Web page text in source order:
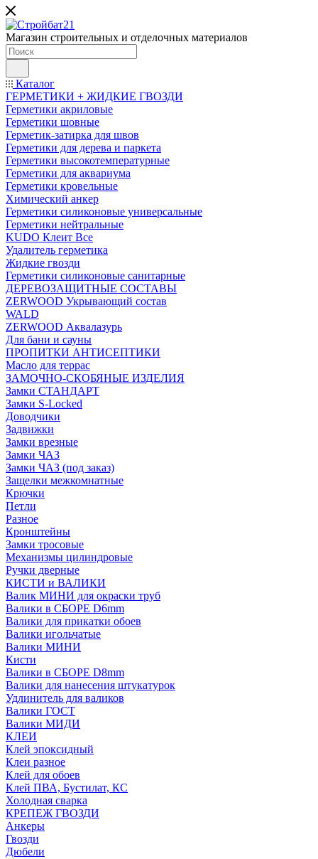
Магазин строительных и отделочных материалов
Каталог
ГЕРМЕТИКИ + ЖИДКИЕ ГВОЗДИ
Герметики акриловые
Герметики шовные
Герметик-затирка для швов
Герметики для дерева и паркета
Герметики высокотемпературные
Герметики для аквариума
Герметики кровельные
Химический анкер
Герметики силиконовые универсальные
Герметики нейтральные
KUDO Клеит Все
Удалитель герметика
Жидкие гвозди
Герметики силиконовые санитарные
ДЕРЕВОЗАЩИТНЫЕ СОСТАВЫ
ZERWOOD Укрывающий состав
WALD
ZERWOOD Аквалазурь
Для бани и сауны
ПРОПИТКИ АНТИСЕПТИКИ
Масло для террас
ЗАМОЧНО-СКОБЯНЫЕ ИЗДЕЛИЯ
Замки СТАНДАРТ
Замки S-Locked
Доводчики
Задвижки
Замки врезные
Замки ЧАЗ
Замки ЧАЗ (под заказ)
Защелки межкомнатные
Крючки
Петли
Разное
Кронштейны
Замки тросовые
Механизмы цилиндровые
Ручки дверные
КИСТИ и ВАЛИКИ
Валик МИНИ для окраски труб
Валики в СБОРЕ D6mm
Валики для прикатки обоев
Валики игольчатые
Валики МИНИ
Кисти
Валики в СБОРЕ D8mm
Валики для нанесения штукатурок
Удлинитель для валиков
Валики ГОСТ
Валики МИДИ
КЛЕИ
Клей эпоксидный
Клеи разное
Клей для обоев
Клей ПВА, Бустилат, КС
Холодная сварка
КРЕПЕЖ ГВОЗДИ
Анкеры
Гвозди
Дюбели